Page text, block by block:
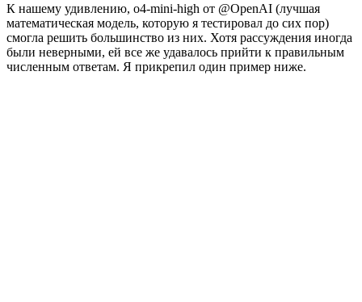
К нашему удивлению, o4-mini-high от @OpenAI (лучшая
математическая модель, которую я тестировал до сих пор)
смогла решить большинство из них. Хотя рассуждения иногда
были неверными, ей все же удавалось прийти к правильным
численным ответам. Я прикрепил один пример ниже.